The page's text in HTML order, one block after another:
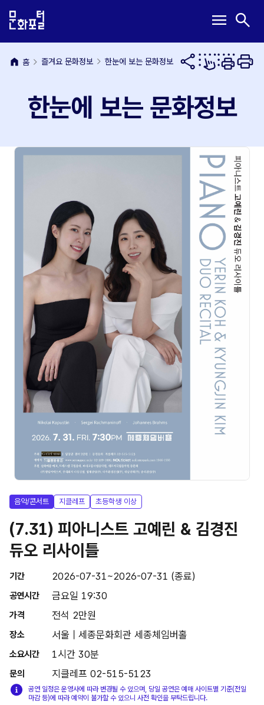
문
내
용
메
뉴
바
메
열
기
menu 검
열
기
search
home 홈 즐겨요 문화정보 한눈에 보는 문화정보
한눈에 보는 문화정보
음악/콘서트 지클레프 초등학생 이상
(7.31) 피아니스트 고예린 & 김경진
듀오 리사이틀
기간 2026-07-31~2026-07-31 (종료)
공연시간 금요일 19:30
가격 전석 2만원
장소 서울 | 세종문화회관 세종체임버홀
소요시간 1시간 30분
문의 지클레프 02-515-5123
공연 일정은 운영사에 따라 변경될 수 있으며, 당일 공연은 예매 사이트별 기준(전일
마감 등)에 따라 예약이 불가할 수 있으니 사전 확인을 부탁드립니다.